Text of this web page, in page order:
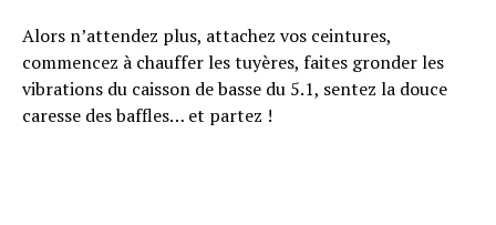
Alors n’attendez plus, attachez vos ceintures,
commencez à chauffer les tuyères, faites gronder les
vibrations du caisson de basse du 5.1, sentez la douce
caresse des baffles… et partez !